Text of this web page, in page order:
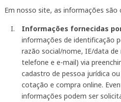
Em nosso site, as informações
Informações fornecidas
informações de identificação
razão social/nome, IE/data
telefone e e-mail) via
cadastro de pessoa jurídica
cotação e compra online.
informações podem ser